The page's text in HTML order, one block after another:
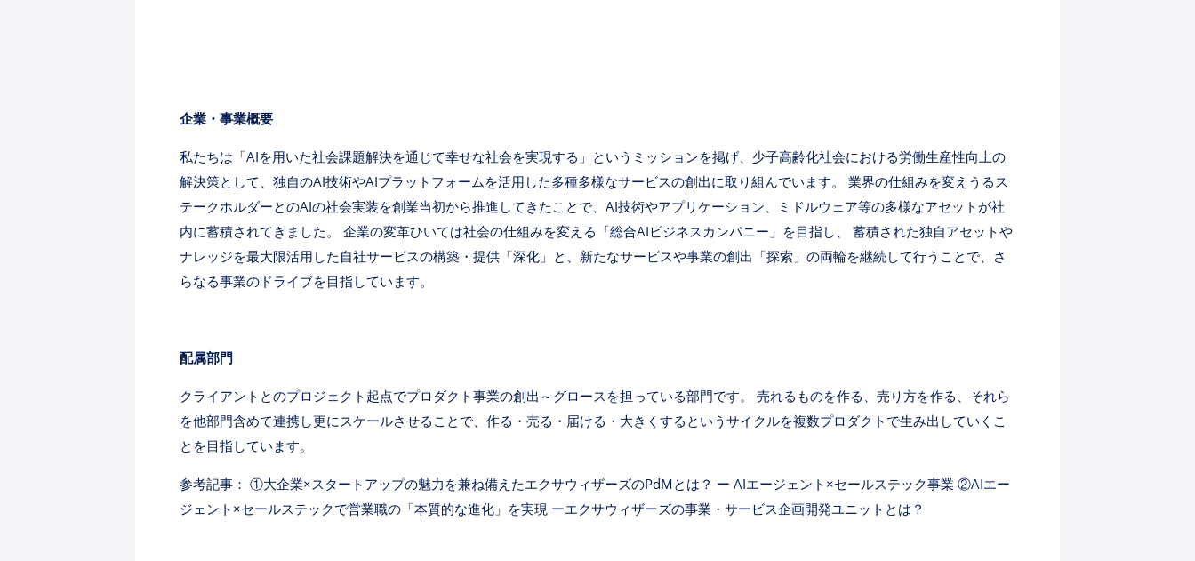
企業・事業概要
私たちは「AIを用いた社会課題解決を通じて幸せな社会を実現する」というミッションを掲げ、少子高齢化社会における労働生産性向上の
解決策として、独自のAI技術やAIプラットフォームを活用した多種多様なサービスの創出に取り組んでいます。 業界の仕組みを変えうるス
テークホルダーとのAIの社会実装を創業当初から推進してきたことで、AI技術やアプリケーション、ミドルウェア等の多様なアセットが社
内に蓄積されてきました。 企業の変革ひいては社会の仕組みを変える「総合AIビジネスカンパニー」を目指し、 蓄積された独自アセットや
ナレッジを最大限活用した自社サービスの構築・提供「深化」と、新たなサービスや事業の創出「探索」の両輪を継続して行うことで、さ
らなる事業のドライブを目指しています。
配属部門
クライアントとのプロジェクト起点でプロダクト事業の創出～グロースを担っている部門です。 売れるものを作る、売り方を作る、それら
を他部門含めて連携し更にスケールさせることで、作る・売る・届ける・大きくするというサイクルを複数プロダクトで生み出していくこ
とを目指しています。
参考記事： ①大企業×スタートアップの魅力を兼ね備えたエクサウィザーズのPdMとは？ ー AIエージェント×セールステック事業 ②AIエー
ジェント×セールステックで営業職の「本質的な進化」を実現 ーエクサウィザーズの事業・サービス企画開発ユニットとは？